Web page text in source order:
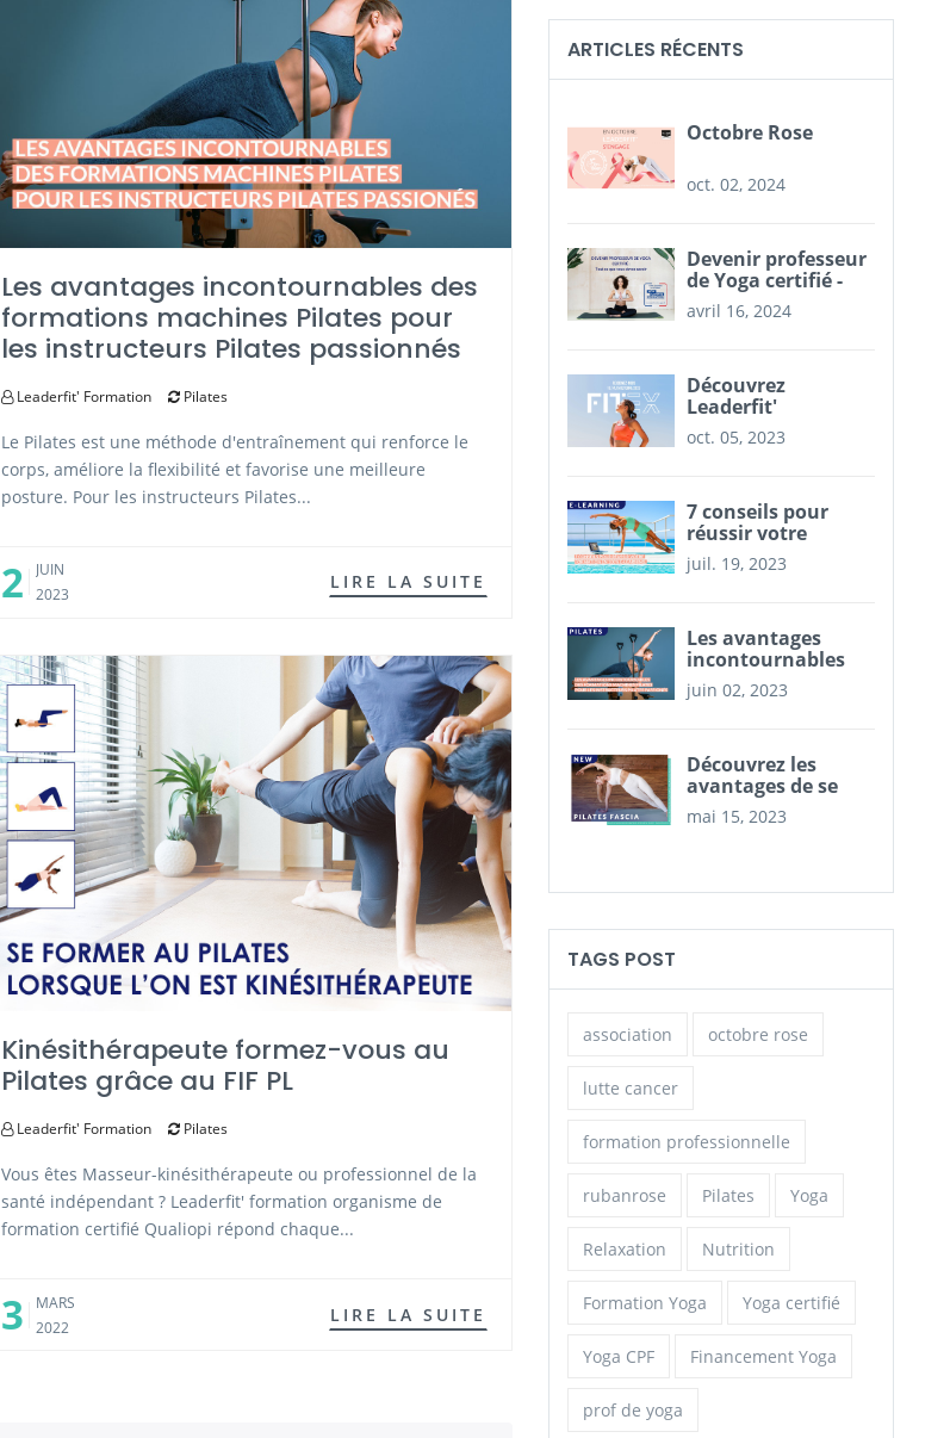
Les avantages incontournables des
formations machines Pilates pour
les instructeurs Pilates passionnés
Leaderfit' Formation Pilates
Le Pilates est une méthode d'entraînement qui renforce le
corps, améliore la flexibilité et favorise une meilleure
posture. Pour les instructeurs Pilates...
2
JUIN
2023
LIRE LA SUITE
Kinésithérapeute formez-vous au
Pilates grâce au FIF PL
Leaderfit' Formation Pilates
Vous êtes Masseur-kinésithérapeute ou professionnel de la
santé indépendant ? Leaderfit' formation organisme de
formation certifié Qualiopi répond chaque...
3
MARS
2022
LIRE LA SUITE
ARTICLES RÉCENTS
Octobre Rose
oct. 02, 2024
Devenir professeur
de Yoga certifié -
Tout ce que vous
devez savoir
avril 16, 2024
Découvrez
Leaderfit'
Formation au
Salon Fitex 2023
oct. 05, 2023
7 conseils pour
réussir votre
formation e-
learning Pilates
juil. 19, 2023
Les avantages
incontournables
des formations
machines Pilates
passionnés
juin 02, 2023
Découvrez les
avantages de se
former au Pilates
Fascia !
mai 15, 2023
TAGS POST
association octobre rose
lutte cancer
formation professionnelle
rubanrose Pilates Yoga
Relaxation Nutrition
Formation Yoga Yoga certifié
Yoga CPF Financement Yoga
prof de yoga